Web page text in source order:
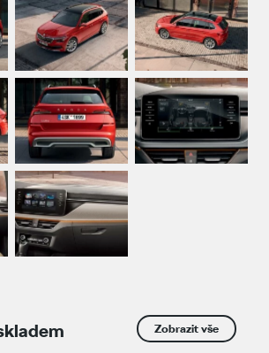
Zobrazit vše